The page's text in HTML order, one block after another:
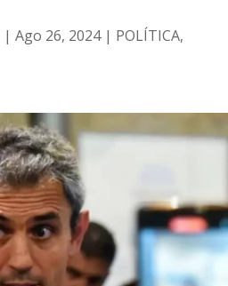
| Ago 26, 2024| POLÍTICA,